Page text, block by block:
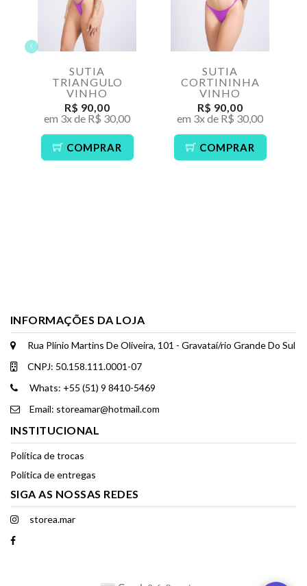
SUTIA
TRIANGULO
VINHO
R$ 90,00
em 3x de R$ 30,00
COMPRAR
SUTIA
CORTININHA
VINHO
R$ 90,00
em 3x de R$ 30,00
COMPRAR
INFORMAÇÕES DA LOJA
Rua Plínio Martins De Oliveira, 101 - Gravataí/rio Grande Do Sul
CNPJ: 50.158.111.0001-07
Whats: +55 (51) 9 8410-5469
Email: storeamar@hotmail.com
INSTITUCIONAL
Política de trocas
Política de entregas
SIGA AS NOSSAS REDES
storea.mar